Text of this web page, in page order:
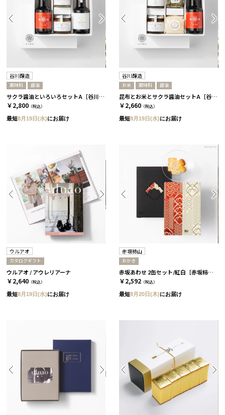
谷川醸造
調味料 醤油
サクラ醤油といろいろセットA［谷川醸造］
￥2,800 （税込）
最短8月19日(水)にお届け
谷川醸造
お米 調味料 醤油
昆布とお米とサクラ醤油セットA［谷川醸造］
￥2,660 （税込）
最短8月19日(水)にお届け
ウルアオ
カタログギフト
ウルアオ / アウレリアーナ
￥2,640 （税込）
最短8月19日(水)にお届け
赤坂柿山
おかき
赤坂あわせ 2缶セット/紅白［赤坂柿山］
￥2,592 （税込）
最短8月20日(木)にお届け